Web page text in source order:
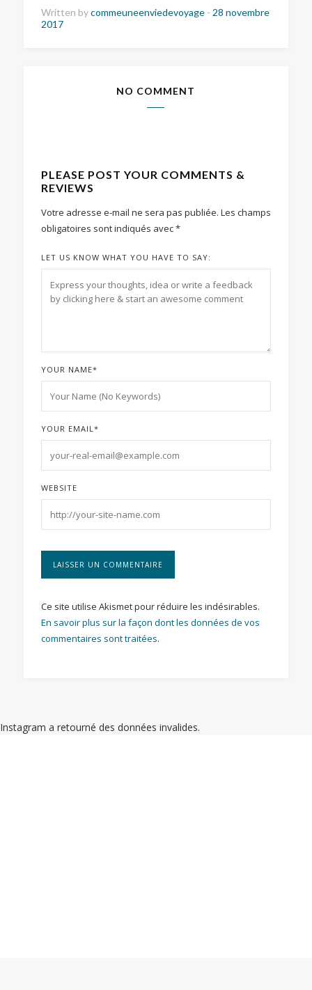
Written bycommeuneenviedevoyage - 28 novembre
2017
NO COMMENT
PLEASE POST YOUR COMMENTS &
REVIEWS
Votre adresse e-mail ne sera pas publiée. Les champs
obligatoires sont indiqués avec*
LET US KNOW WHAT YOU HAVE TO SAY:
YOUR NAME*
YOUR EMAIL *
WEBSITE
Ce site utilise Akismet pour réduire les indésirables.
En savoir plus sur la façon dont les données de vos
commentaires sont traitées.
Instagram a retourné des données invalides.